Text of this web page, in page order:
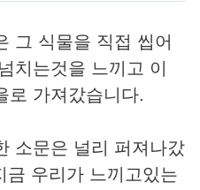
그 식물을 직접 씹어
치는것을 느끼고 이
로 가져갔습니다.
소문은 널리 퍼져나갔
금 우리가 느끼고있는